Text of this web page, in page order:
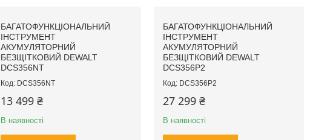
БАГАТОФУНКЦІОНАЛЬНИЙ
ІНСТРУМЕНТ
АКУМУЛЯТОРНИЙ
БЕЗЩІТКОВИЙ DEWALT
DCS356NT
DCS356NT
13 499 ₴
В наявності
БАГАТОФУНКЦІОНАЛЬНИЙ
ІНСТРУМЕНТ
АКУМУЛЯТОРНИЙ
БЕЗЩІТКОВИЙ DEWALT
DCS356P2
DCS356P2
27 299 ₴
В наявності